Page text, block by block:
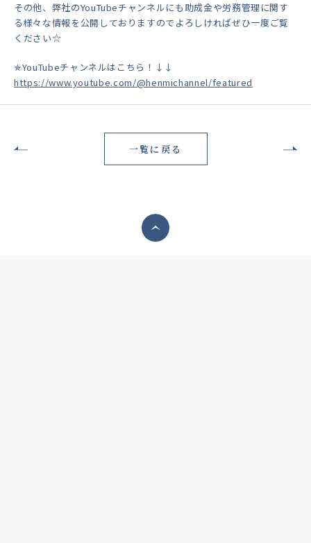
その他、弊社のYouTubeチャンネルにも助成金や労務管理に関す
る様々な情報を公開しておりますのでよろしければぜひ一度ご覧
ください☆
✯YouTubeチャンネルはこちら！↓↓
https://www.youtube.com/@henmichannel/featured
一覧に戻る